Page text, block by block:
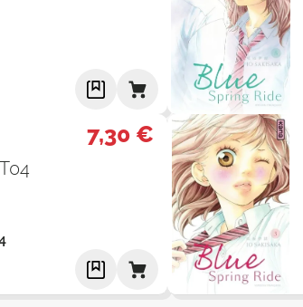
7,30 €